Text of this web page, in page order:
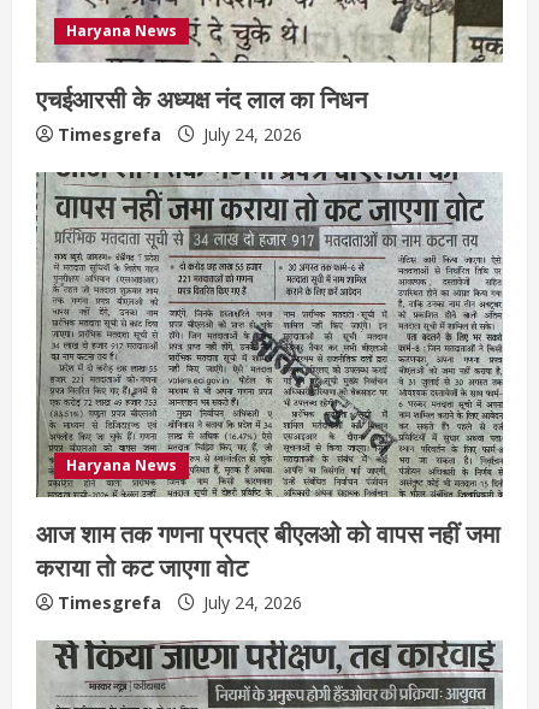
Haryana News
एचईआरसी के अध्यक्ष नंद लाल का निधन
Timesgrefa July 24, 2026
Haryana News
आज शाम तक गणना प्रपत्र बीएलओ को वापस नहीं जमा
कराया तो कट जाएगा वोट
Timesgrefa July 24, 2026